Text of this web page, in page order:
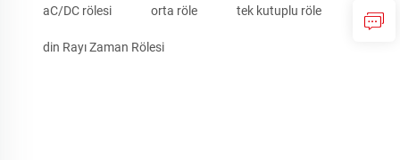
aC/DC rölesi orta röle tek kutuplu röle
din Rayı Zaman Rölesi